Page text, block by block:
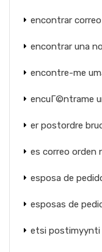
encontrar
encontrar una
encontre-me
encuГ©ntrame
er postordre
es correo orden
esposa de
esposas de
etsi postimyynti